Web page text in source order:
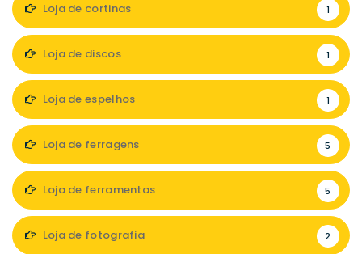
Loja de cortinas 1
Loja de discos 1
Loja de espelhos 1
Loja de ferragens 5
Loja de ferramentas 5
Loja de fotografia 2